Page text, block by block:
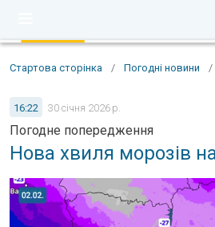
Стартова сторінка / Погодні новини /
16:22 30 січня 2026 р.
Погодне попередження
Нова хвиля морозів